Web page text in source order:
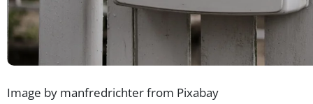
Image by manfredrichter from Pixabay